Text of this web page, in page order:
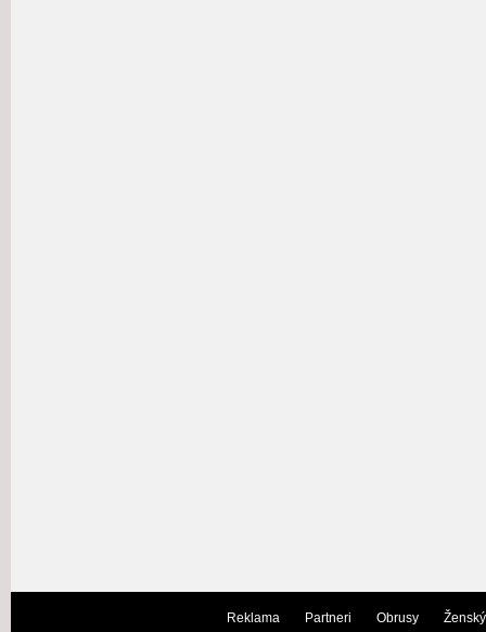
Reklama Partneri Obrusy